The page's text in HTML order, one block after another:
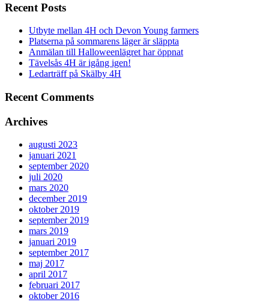
Recent Posts
Utbyte mellan 4H och Devon Young farmers
Platserna på sommarens läger är släppta
Anmälan till Halloweenlägret har öppnat
Tävelsås 4H är igång igen!
Ledarträff på Skälby 4H
Recent Comments
Archives
augusti 2023
januari 2021
september 2020
juli 2020
mars 2020
december 2019
oktober 2019
september 2019
mars 2019
januari 2019
september 2017
maj 2017
april 2017
februari 2017
oktober 2016